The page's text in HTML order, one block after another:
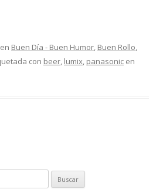
Buen Día - Buen Humor, Buen Rollo,
con beer, lumix, panasonic en